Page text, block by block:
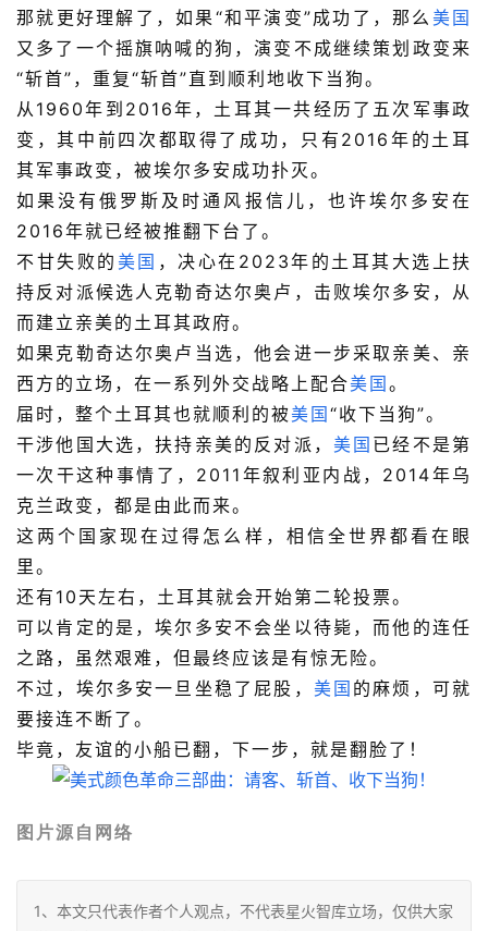
那就更好理解了，如果“和平演变”成功了，那么 美国
又多了一个摇旗呐喊的狗，演变不成继续策划政变来
“斩首”，重复“斩首”直到顺利地收下当狗。
从1960年到2016年，土耳其一共经历了五次军事政
变，其中前四次都取得了成功，只有2016年的土耳
其军事政变，被埃尔多安成功扑灭。
如果没有俄罗斯及时通风报信儿，也许埃尔多安在
2016年就已经被推翻下台了。
不甘失败的 美国 ，决心在2023年的土耳其大选上扶
持反对派候选人克勒奇达尔奥卢，击败埃尔多安，从
而建立亲美的土耳其政府。
如果克勒奇达尔奥卢当选，他会进一步采取亲美、亲
西方的立场，在一系列外交战略上配合美国 。
届时，整个土耳其也就顺利的被美国 “收下当狗”。
干涉他国大选，扶持亲美的反对派， 美国 已经不是第
一次干这种事情了，2011年叙利亚内战，2014年乌
克兰政变，都是由此而来。
这两个国家现在过得怎么样，相信全世界都看在眼
里。
还有10天左右，土耳其就会开始第二轮投票。
可以肯定的是，埃尔多安不会坐以待毙，而他的连任
之路，虽然艰难，但最终应该是有惊无险。
不过，埃尔多安一旦坐稳了屁股， 美国 的麻烦，可就
要接连不断了。
毕竟，友谊的小船已翻，下一步，就是翻脸了！
图片源自网络
1、本文只代表作者个人观点，不代表星火智库立场，仅供大家